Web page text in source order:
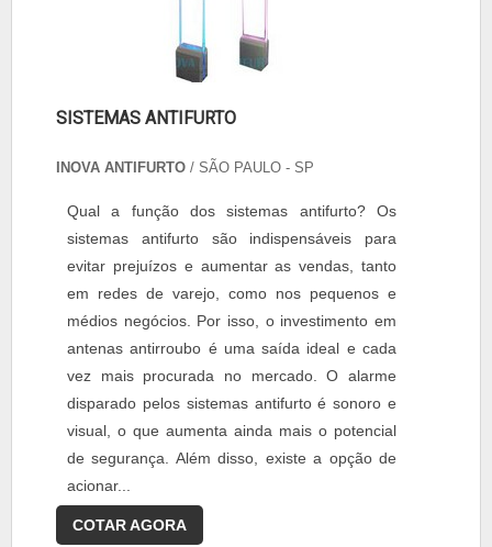
SISTEMAS ANTIFURTO
INOVA ANTIFURTO / SÃO PAULO - SP
Qual a função dos sistemas antifurto? Os
sistemas antifurto são indispensáveis para
evitar prejuízos e aumentar as vendas, tanto
em redes de varejo, como nos pequenos e
médios negócios. Por isso, o investimento em
antenas antirroubo é uma saída ideal e cada
vez mais procurada no mercado. O alarme
disparado pelos sistemas antifurto é sonoro e
visual, o que aumenta ainda mais o potencial
de segurança. Além disso, existe a opção de
acionar...
COTAR AGORA